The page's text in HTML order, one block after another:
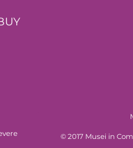
© 2017 Musei in